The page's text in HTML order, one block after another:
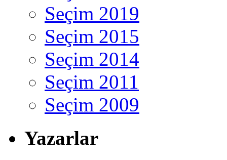
Seçim 2019
Seçim 2015
Seçim 2014
Seçim 2011
Seçim 2009
Yazarlar